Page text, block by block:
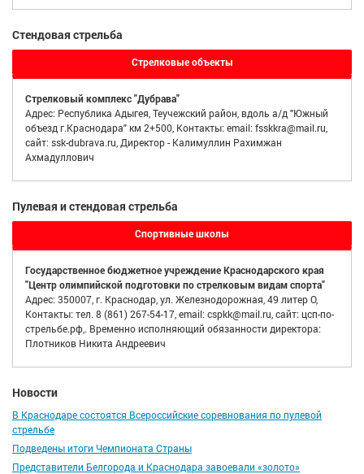
Стендовая стрельба
Стрелковые объекты
Стрелковый комплекс "Дубрава"
Адрес: Республика Адыгея, Теучежский район, вдоль а/д "Южный
объезд г.Краснодара" км 2+500, Контакты: email: fsskkra@mail.ru,
сайт: ssk-dubrava.ru, Директор - Калимуллин Рахимжан
Ахмадуллович
Пулевая и стендовая стрельба
Спортивные школы
Государственное бюджетное учреждение Краснодарского края
"Центр олимпийской подготовки по стрелковым видам спорта"
Адрес: 350007, г. Краснодар, ул. Железнодорожная, 49 литер О,
Контакты: тел. 8 (861) 267-54-17, email: cspkk@mail.ru, сайт: цсп-по-
стрельбе.рф,. Временно исполняющий обязанности директора:
Плотников Никита Андреевич
Новости
В Краснодаре состоятся Всероссийские соревнования по пулевой
стрельбе
Подведены итоги Чемпионата Страны
Представители Белгорода и Краснодара завоевали «золото»